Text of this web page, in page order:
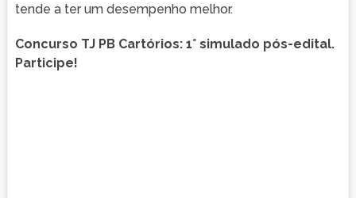
tende a ter um desempenho melhor.
Concurso TJ PB Cartórios: 1° simulado pós-edital.
Participe!